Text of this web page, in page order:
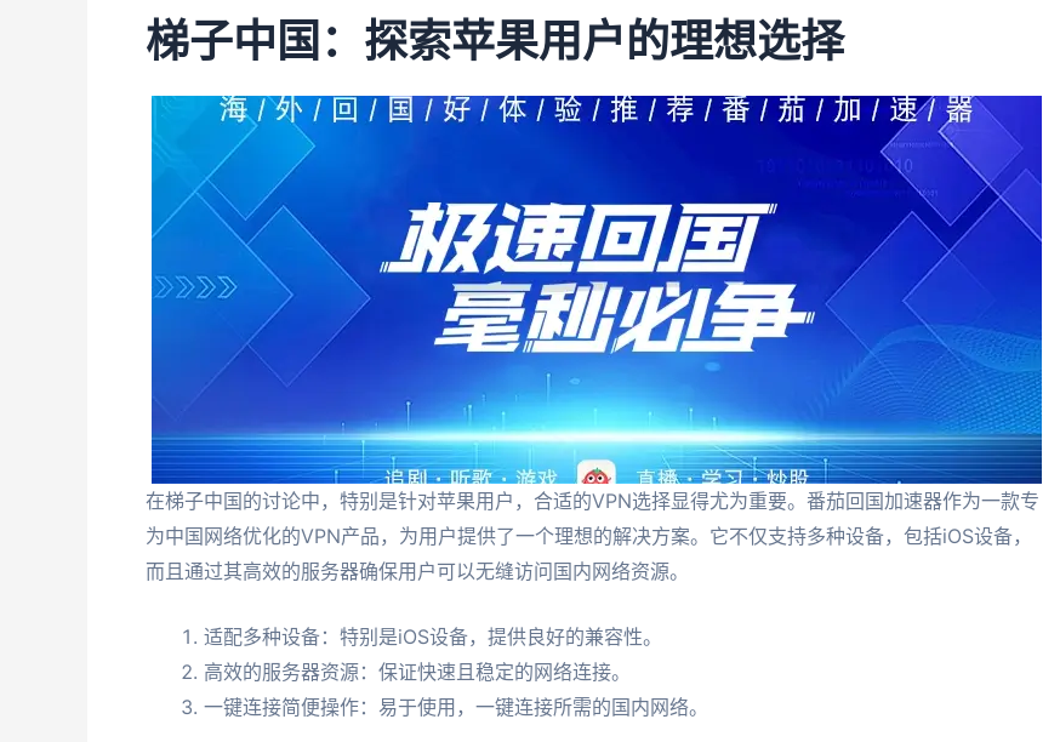
梯子中国：探索苹果用户的理想选择
在梯子中国的讨论中，特别是针对苹果用户，合适的VPN选择显得尤为重要。番茄回国加速器作为一款专
为中国网络优化的VPN产品，为用户提供了一个理想的解决方案。它不仅支持多种设备，包括iOS设备，
而且通过其高效的服务器确保用户可以无缝访问国内网络资源。
适配多种设备：特别是iOS设备，提供良好的兼容性。
高效的服务器资源：保证快速且稳定的网络连接。
一键连接简便操作：易于使用，一键连接所需的国内网络。